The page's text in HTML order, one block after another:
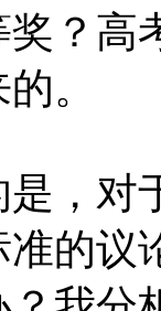
高
。
对
的议